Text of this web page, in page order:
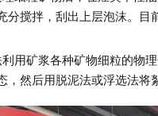
分搅拌，刮出上层泡沫。
用矿浆各种矿物细粒的物
然后用脱泥法或浮选法将